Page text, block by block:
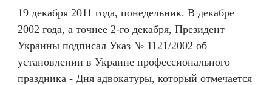
19 декабря 2011 года, понедельник. В декабре
2002 года, а точнее 2-го декабря, Президент
Украины подписал Указ № 1121/2002 об
установлении в Украине профессионального
праздника - Дня адвокатуры, который отмечается